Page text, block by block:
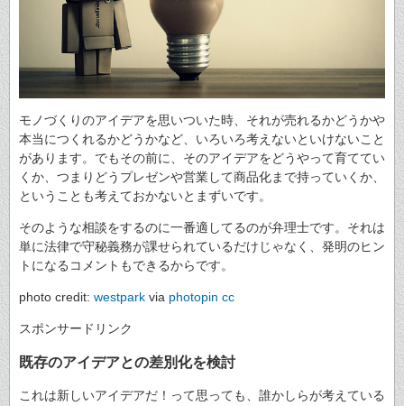
モノづくりのアイデアを思いついた時、それが売れるかどうかや
本当につくれるかどうかなど、いろいろ考えないといけないこと
があります。でもその前に、そのアイデアをどうやって育ててい
くか、つまりどうプレゼンや営業して商品化まで持っていくか、
ということも考えておかないとまずいです。
そのような相談をするのに一番適してるのが弁理士です。それは
単に法律で守秘義務が課せられているだけじゃなく、発明のヒン
トになるコメントもできるからです。
photo credit: westpark via photopin cc
スポンサードリンク
既存のアイデアとの差別化を検討
これは新しいアイデアだ！って思っても、誰かしらが考えている